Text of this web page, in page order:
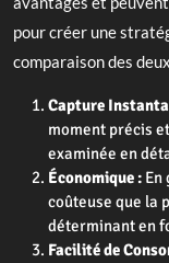
pour créer une
comparaison des
Capture
moment précis
examinée en
Économique : En
coûteuse que la
déterminant en
Facilité de